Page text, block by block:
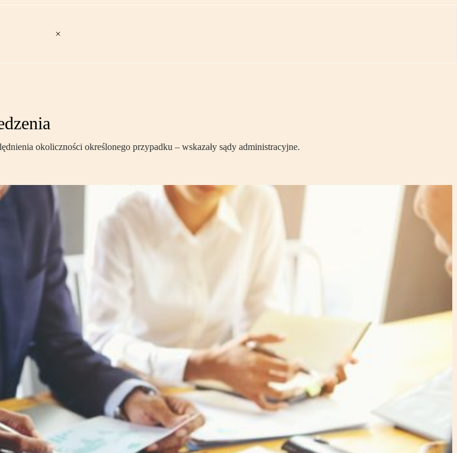
okoliczności określonego przypadku – wskazały sądy administracyjne.